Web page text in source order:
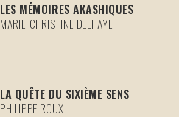
LES MÉMOIRES AKASHIQUES
MARIE-CHRISTINE DELHAYE
LA QUÊTE DU SIXIÈME SENS
PHILIPPE ROUX